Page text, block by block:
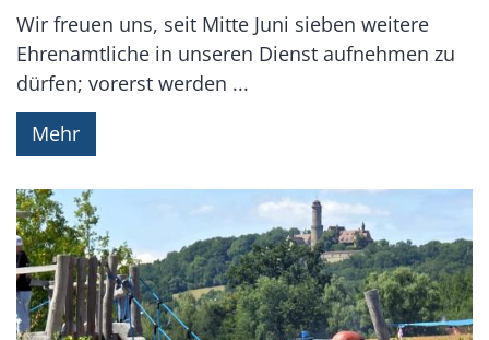
Wir freuen uns, seit Mitte Juni sieben weitere
Ehrenamtliche in unseren Dienst aufnehmen zu
dürfen; vorerst werden ...
Mehr